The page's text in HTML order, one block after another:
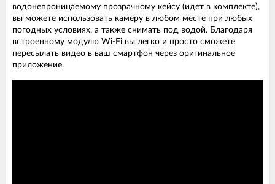
водонепроницаемому прозрачному кейсу (идет в комплекте),
вы можете использовать камеру в любом месте при любых
погодных условиях, а также снимать под водой. Благодаря
встроенному модулю Wi-Fi вы легко и просто сможете
пересылать видео в ваш смартфон через оригинальное
приложение.